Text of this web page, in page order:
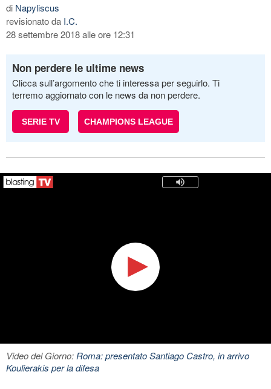
di Napyliscus
revisionato da I.C.
28 settembre 2018 alle ore 12:31
Non perdere le ultime news
Clicca sull’argomento che ti interessa per seguirlo. Ti
terremo aggiornato con le news da non perdere.
SERIE TV CHAMPIONS LEAGUE
Video del Giorno:Roma: presentato Santiago Castro, in arrivo
Koulierakis per la difesa